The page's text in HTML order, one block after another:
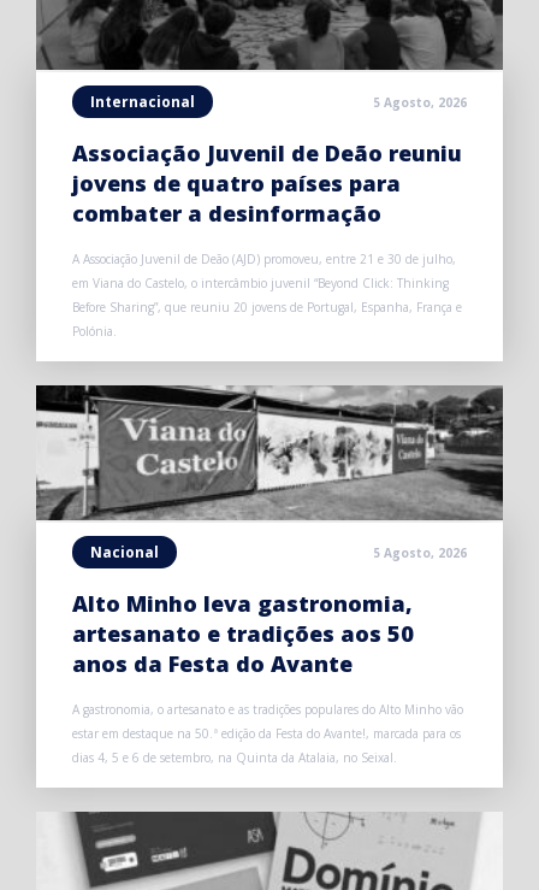
Internacional 5 Agosto, 2026
Associação Juvenil de Deão reuniu
jovens de quatro países para
combater a desinformação
A Associação Juvenil de Deão (AJD) promoveu, entre 21 e 30 de julho,
em Viana do Castelo, o intercâmbio juvenil “Beyond Click: Thinking
Before Sharing”, que reuniu 20 jovens de Portugal, Espanha, França e
Polónia.
Nacional 5 Agosto, 2026
Alto Minho leva gastronomia,
artesanato e tradições aos 50
anos da Festa do Avante
A gastronomia, o artesanato e as tradições populares do Alto Minho vão
estar em destaque na 50.ª edição da Festa do Avante!, marcada para os
dias 4, 5 e 6 de setembro, na Quinta da Atalaia, no Seixal.